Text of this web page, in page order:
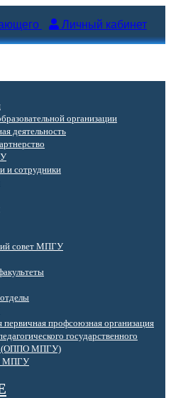
Личный кабинет
организации
деятельность
и сотрудники
совет МПГУ
первичная профсоюзная организация
государственного
(ОППО МПГУ)
МПГУ